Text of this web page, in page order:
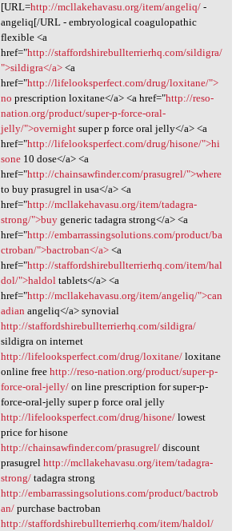
[URL=http://mcllakehavasu.org/item/angeliq/-
angeliq[/URL - embryological coagulopathic
flexible <a
href="http://staffordshirebullterrierhq.com/sildigra/
">sildigra</a><a
href="http://lifelooksperfect.com/drug/loxitane/">
no prescription loxitane</a> <a href="http://reso-
nation.org/product/super-p-force-oral-
jelly/">overnightsuper p force oral jelly</a> <a
href="http://lifelooksperfect.com/drug/hisone/">hi
sone10 dose</a> <a
href="http://chainsawfinder.com/prasugrel/">where
to buy prasugrel in usa</a> <a
href="http://mcllakehavasu.org/item/tadagra-
strong/">buygeneric tadagra strong</a> <a
href="http://embarrassingsolutions.com/product/ba
ctroban/">bactroban</a><a
href="http://staffordshirebullterrierhq.com/item/hal
dol/">haldoltablets</a> <a
href="http://mcllakehavasu.org/item/angeliq/">can
adian angeliq</a> synovial
http://staffordshirebullterrierhq.com/sildigra/
sildigra on internet
http://lifelooksperfect.com/drug/loxitane/loxitane
online free http://reso-nation.org/product/super-p-
force-oral-jelly/on line prescription for super-p-
force-oral-jelly super p force oral jelly
http://lifelooksperfect.com/drug/hisone/lowest
price for hisone
http://chainsawfinder.com/prasugrel/discount
prasugrel http://mcllakehavasu.org/item/tadagra-
strong/tadagra strong
http://embarrassingsolutions.com/product/bactrob
an/purchase bactroban
http://staffordshirebullterrierhq.com/item/haldol/